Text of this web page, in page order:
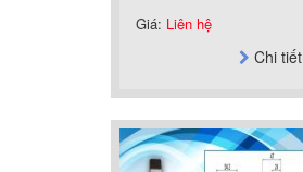
Giá: Liên hệ
Chi tiết